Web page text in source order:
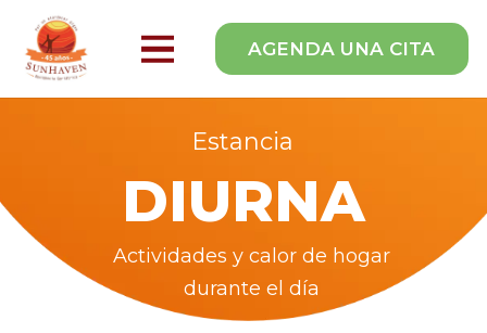
AGENDA UNA CITA
DIURNA
Estancia
Actividades y calor de hogar
durante el día